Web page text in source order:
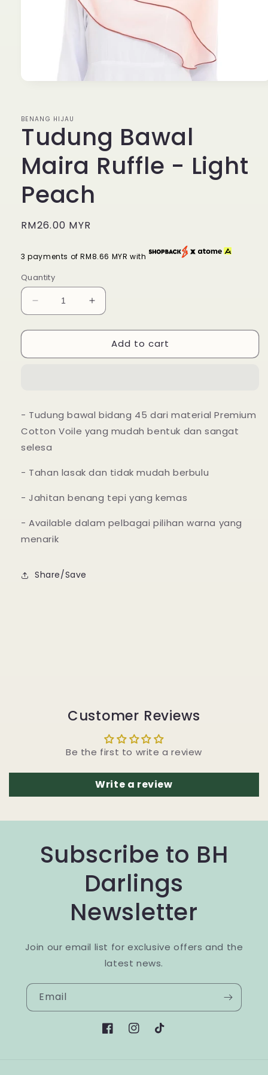
modal
BENANG HIJAU
Tudung Bawal
Maira Ruffle - Light
Peach
Regular
RM26.00 MYR
3 payments of RM8.66 MYR with
Quantity
Decrease
quantity
for
Bawal
Peach
Increase
quantity
for
Tudung
Bawal
Peach
Add to cart
- Tudung bawal bidang 45 dari material Premium
Cotton Voile yang mudah bentuk dan sangat
selesa
- Tahan lasak dan tidak mudah berbulu
- Jahitan benang tepi yang kemas
- Available dalam pelbagai pilihan warna yang
menarik
Share/Save
Customer Reviews
Be the first to write a review
Write a review
Subscribe to BH
Darlings
Newsletter
Join our email list for exclusive offers and the
latest news.
Email
FacebookInstagram
TikTok